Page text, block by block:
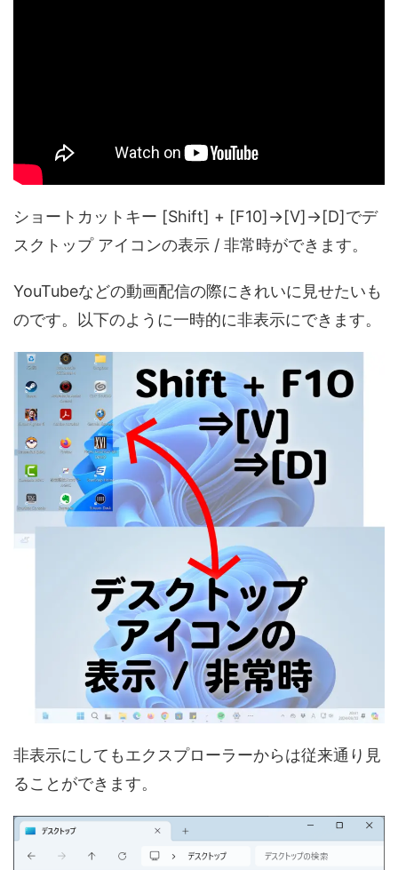
ショートカットキー [Shift] + [F10]→[V]→[D]でデ
スクトップ アイコンの表示 / 非常時ができます。
YouTubeなどの動画配信の際にきれいに見せたいも
のです。以下のように一時的に非表示にできます。
非表示にしてもエクスプローラーからは従来通り見
ることができます。